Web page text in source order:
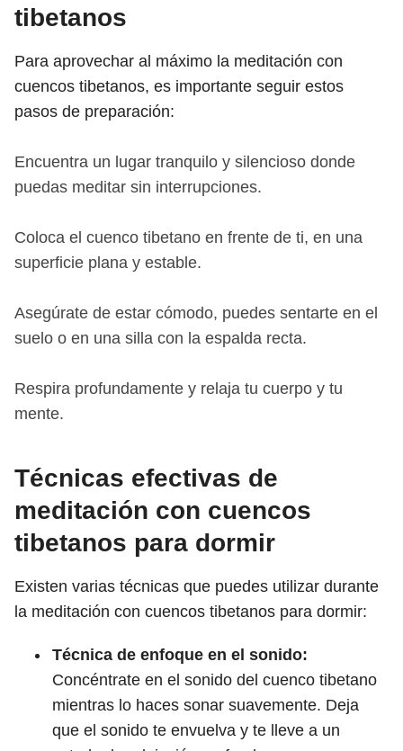
tibetanos
Para aprovechar al máximo la meditación con
cuencos tibetanos, es importante seguir estos
pasos de preparación:
Encuentra un lugar tranquilo y silencioso donde
puedas meditar sin interrupciones.
Coloca el cuenco tibetano en frente de ti, en una
superficie plana y estable.
Asegúrate de estar cómodo, puedes sentarte en el
suelo o en una silla con la espalda recta.
Respira profundamente y relaja tu cuerpo y tu
mente.
Técnicas efectivas de
meditación con cuencos
tibetanos para dormir
Existen varias técnicas que puedes utilizar durante
la meditación con cuencos tibetanos para dormir:
Técnica de enfoque en el sonido:
Concéntrate en el sonido del cuenco tibetano
mientras lo haces sonar suavemente. Deja
que el sonido te envuelva y te lleve a un